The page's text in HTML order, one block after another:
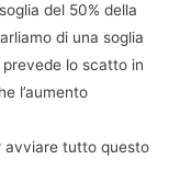
del 50% della
di una soglia
lo scatto in
l’aumento
avviare tutto questo